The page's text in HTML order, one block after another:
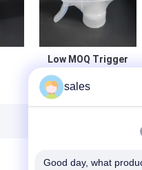
Low MOQ Trigger
Pump Sprayer met
10000pcs voor
sales
Good day, what